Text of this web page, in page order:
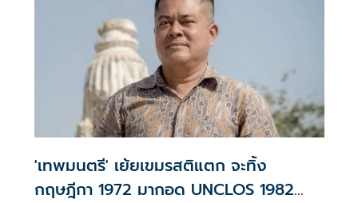
'เทพมนตรี' เย้ยเขมรสติแตก จะทิ้ง
กฤษฎีกา 1972 มากอด UNCLOS 1982